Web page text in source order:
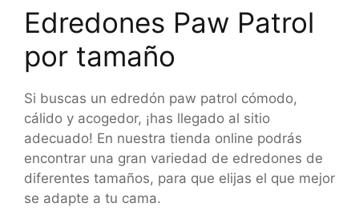
Edredones Paw Patrol
por tamaño
Si buscas un edredón paw patrol cómodo,
cálido y acogedor, ¡has llegado al sitio
adecuado! En nuestra tienda online podrás
encontrar una gran variedad de edredones de
diferentes tamaños, para que elijas el que mejor
se adapte a tu cama.